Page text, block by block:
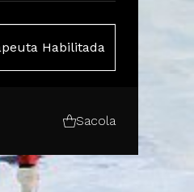
Habilitada
Sacola